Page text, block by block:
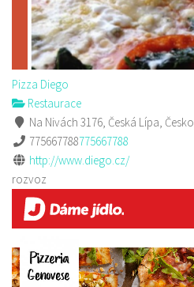
Pizza Diego
Restaurace
Na Nivách 3176, Česká Lípa, Česko
775667788775667788
http://www.diego.cz/
rozvoz